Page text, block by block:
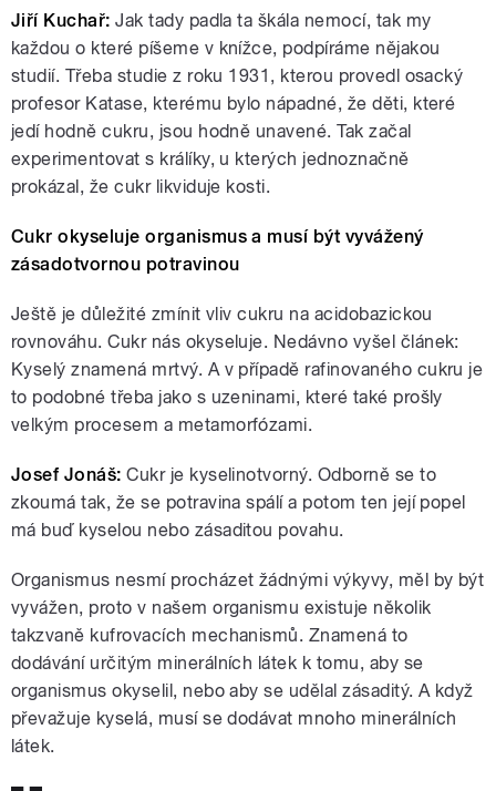
Jiří Kuchař: Jak tady padla ta škála nemocí, tak my
každou o které píšeme v knížce, podpíráme nějakou
studií. Třeba studie z roku 1931, kterou provedl osacký
profesor Katase, kterému bylo nápadné, že děti, které
jedí hodně cukru, jsou hodně unavené. Tak začal
experimentovat s králíky, u kterých jednoznačně
prokázal, že cukr likviduje kosti.
Cukr okyseluje organismus a musí být vyvážený
zásadotvornou potravinou
Ještě je důležité zmínit vliv cukru na acidobazickou
rovnováhu. Cukr nás okyseluje. Nedávno vyšel článek:
Kyselý znamená mrtvý. A v případě rafinovaného cukru je
to podobné třeba jako s uzeninami, které také prošly
velkým procesem a metamorfózami.
Josef Jonáš: Cukr je kyselinotvorný. Odborně se to
zkoumá tak, že se potravina spálí a potom ten její popel
má buď kyselou nebo zásaditou povahu.
Organismus nesmí procházet žádnými výkyvy, měl by být
vyvážen, proto v našem organismu existuje několik
takzvaně kufrovacích mechanismů. Znamená to
dodávání určitým minerálních látek k tomu, aby se
organismus okyselil, nebo aby se udělal zásaditý. A když
převažuje kyselá, musí se dodávat mnoho minerálních
látek.